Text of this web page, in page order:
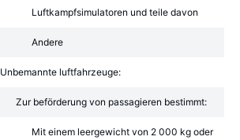
Luftkampfsimulatoren und teile davon
Andere
Unbemannte luftfahrzeuge:
Zur beförderung von passagieren bestimmt:
Mit einem leergewicht von 2 000 kg oder